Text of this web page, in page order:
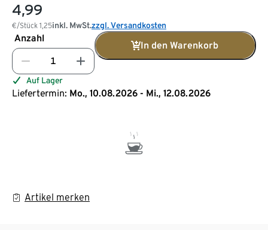
4,99
€/Stück 1,25inkl. MwSt.zzgl. Versandkosten
Anzahl
In den Warenkorb
Auf Lager
Liefertermin: Mo., 10.08.2026 - Mi., 12.08.2026
Artikel merken